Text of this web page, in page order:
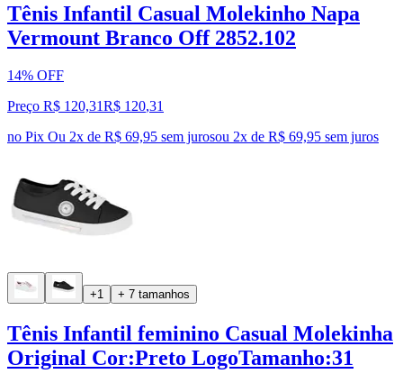
Tênis Infantil Casual Molekinho Napa
Vermount Branco Off 2852.102
14% OFF
Preço R$ 120,31R$ 120,31
no Pix Ou 2x de R$ 69,95 sem jurosou 2x de R$ 69,95 sem juros
+1 + 7 tamanhos
Tênis Infantil feminino Casual Molekinha
Original Cor:Preto LogoTamanho:31